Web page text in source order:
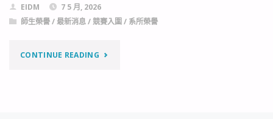
EIDM
7 5 月, 2026
師生榮譽/最新消息/ 競賽入圍 / 系所榮譽
CONTINUE READING"【競